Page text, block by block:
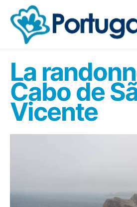
contenu
La
Cabo de
Vicente